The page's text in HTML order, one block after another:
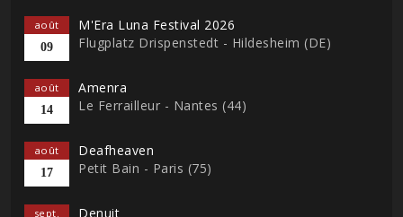
août
09
M'Era Luna Festival 2026
Flugplatz Drispenstedt - Hildesheim (DE)
août
14
Amenra
Le Ferrailleur - Nantes (44)
août
17
Deafheaven
Petit Bain - Paris (75)
sept.
Denuit